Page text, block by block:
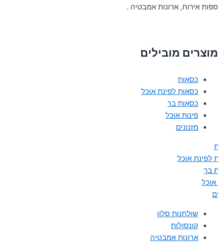
ספות אירוח, ארונות אמבטיה .
מוצרים מובילים
כסאות
כסאות לפינת אוכל
כסאות בר
פינות אוכל
מזנונים
לפינת אוכל
בר
אוכל
שולחנות סלון
קונסולות
ארונות אמבטיה